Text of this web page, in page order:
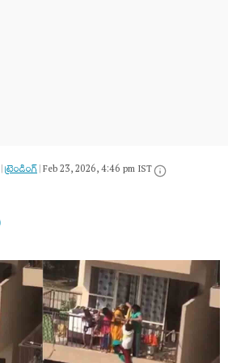
|ట్రెండింగ్|Feb 23, 2026, 4:46 pm IST